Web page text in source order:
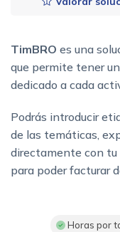
TimBRO es una
que permite tener un
dedicado a cada
Podrás introducir
de las temáticas,
directamente con
para poder facturar
Horas por